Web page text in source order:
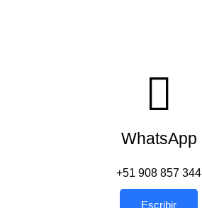
WhatsApp
+51 908 857 344
Escribir